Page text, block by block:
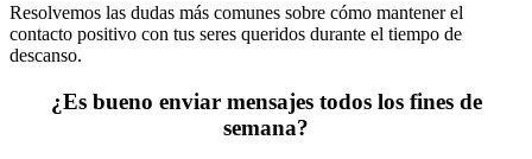
Resolvemos las dudas más comunes sobre cómo mantener el
contacto positivo con tus seres queridos durante el tiempo de
descanso.
¿Es bueno enviar mensajes todos los fines de
semana?